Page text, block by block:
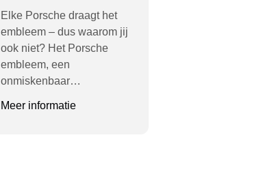
Elke Porsche draagt het
embleem – dus waarom jij
ook niet? Het Porsche
embleem, een
onmiskenbaar…
Meer informatie